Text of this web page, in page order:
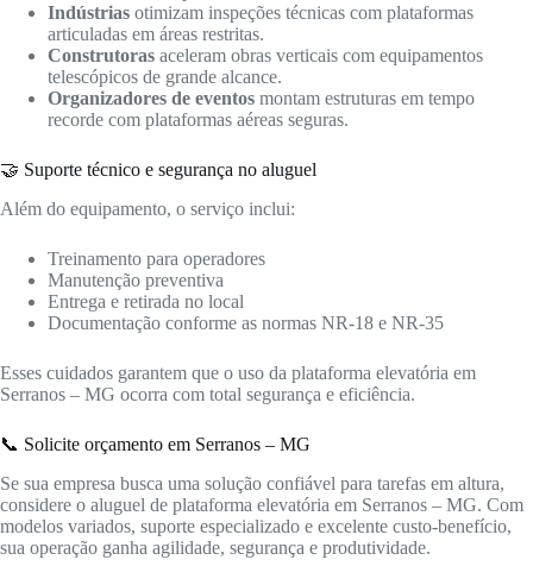
Indústrias otimizam inspeções técnicas com plataformas
articuladas em áreas restritas.
Construtoras aceleram obras verticais com equipamentos
telescópicos de grande alcance.
Organizadores de eventos montam estruturas em tempo
recorde com plataformas aéreas seguras.
🤝 Suporte técnico e segurança no aluguel
Além do equipamento, o serviço inclui:
Treinamento para operadores
Manutenção preventiva
Entrega e retirada no local
Documentação conforme as normas NR-18 e NR-35
Esses cuidados garantem que o uso da plataforma elevatória em
Serranos – MG ocorra com total segurança e eficiência.
📞 Solicite orçamento em Serranos – MG
Se sua empresa busca uma solução confiável para tarefas em altura,
considere o aluguel de plataforma elevatória em Serranos – MG. Com
modelos variados, suporte especializado e excelente custo-benefício,
sua operação ganha agilidade, segurança e produtividade.